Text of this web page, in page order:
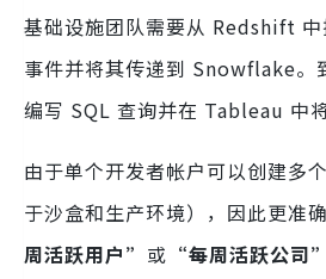
基础设施团队需要从 Redshift
事件并将其传递到 Snowflake。
编写 SQL 查询并在 Tableau 中将
由于单个开发者帐户可以创建多
于沙盒和生产环境），因此更准
周活跃用户” 或 “每周活跃公司”